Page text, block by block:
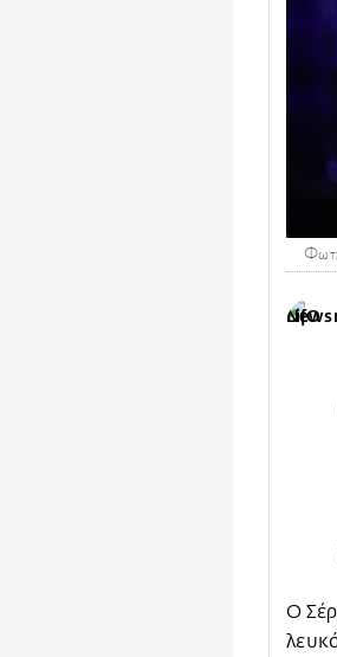
Ο